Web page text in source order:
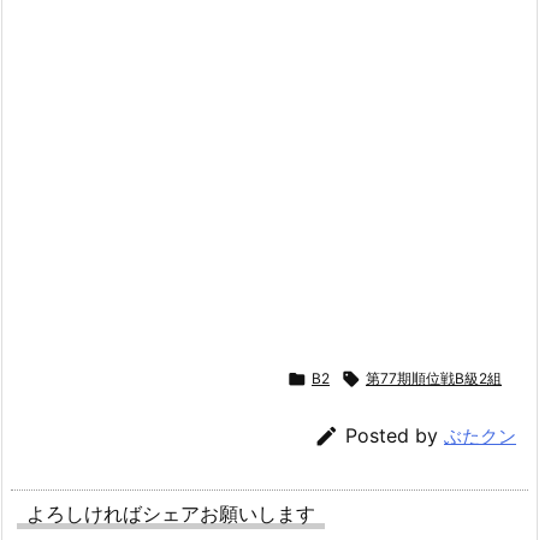
 B2  第77期順位戦B級2組
 Posted by ぶたクン
よろしければシェアお願いします